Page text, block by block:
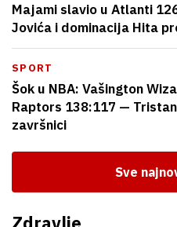
Majami slavio u Atlanti
Jovića i dominacija Hita
SPORT
Šok u NBA: Vašington
Raptors 138:117 —
završnici
Sve